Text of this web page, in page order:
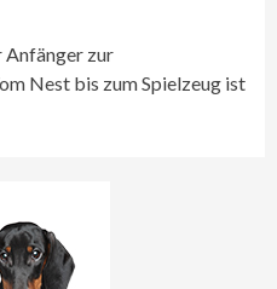
Anfänger zur
Nest bis zum Spielzeug ist